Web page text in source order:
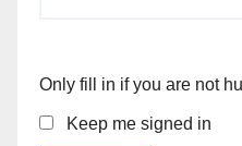
Only fill in if you are not
Keep me signed in